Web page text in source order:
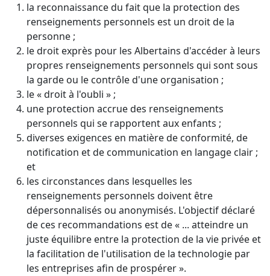
la reconnaissance du fait que la protection des
renseignements personnels est un droit de la
personne ;
le droit exprès pour les Albertains d'accéder à leurs
propres renseignements personnels qui sont sous
la garde ou le contrôle d'une organisation ;
le « droit à l'oubli » ;
une protection accrue des renseignements
personnels qui se rapportent aux enfants ;
diverses exigences en matière de conformité, de
notification et de communication en langage clair ;
et
les circonstances dans lesquelles les
renseignements personnels doivent être
dépersonnalisés ou anonymisés. L'objectif déclaré
de ces recommandations est de « ... atteindre un
juste équilibre entre la protection de la vie privée et
la facilitation de l'utilisation de la technologie par
les entreprises afin de prospérer ».